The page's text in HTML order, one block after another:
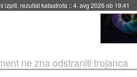
izpiti, rezultat katastrofa ::4. avg 2026 ob 19:41
ne zna odstraniti trojanca